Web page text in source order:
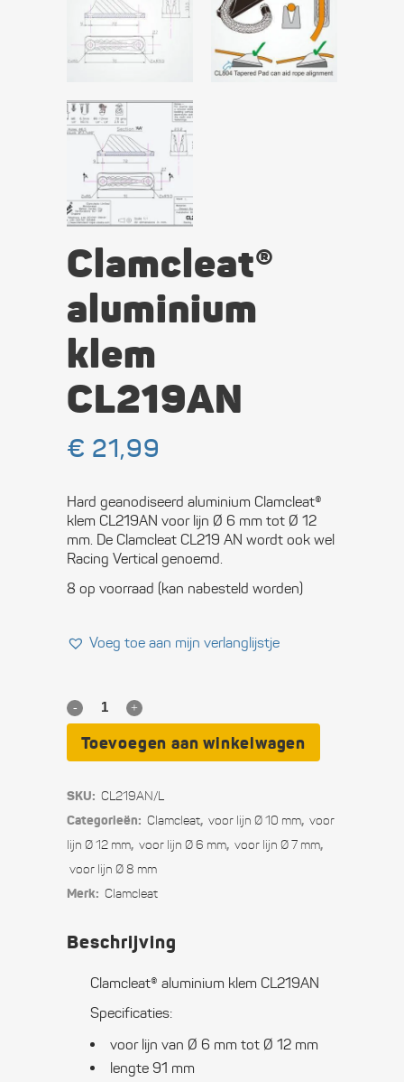
Clamcleat®
aluminium
klem
CL219AN
€ 21,99
Hard geanodiseerd aluminium Clamcleat®
klem CL219AN voor lijn Ø 6 mm tot Ø 12
mm. De Clamcleat CL219 AN wordt ook wel
Racing Vertical genoemd.
8 op voorraad (kan nabesteld worden)
Voeg toe aan mijn verlanglijstje
Clamcleat®
aluminium
CL219AN
quantity
Toevoegen aan winkelwagen
SKU: CL219AN/L
Categorieën: Clamcleat, voor lijn Ø 10 mm, voor
lijn Ø 12 mm, voor lijn Ø 6 mm, voor lijn Ø 7 mm,
voor lijn Ø 8 mm
Merk: Clamcleat
Beschrijving
Clamcleat® aluminium klem CL219AN
Specificaties:
voor lijn van Ø 6 mm tot Ø 12 mm
lengte 91 mm